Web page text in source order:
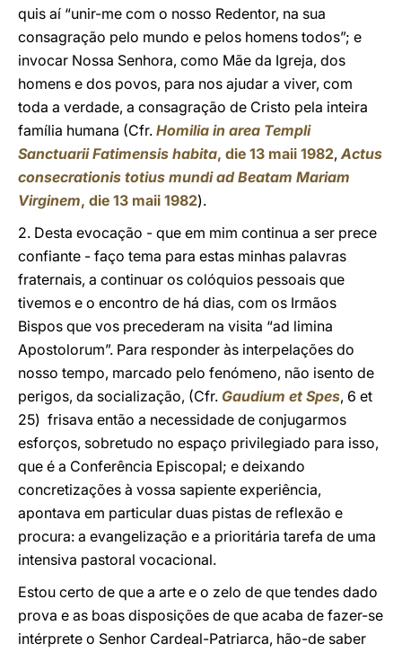
quis aí “unir-me com o nosso Redentor, na sua
consagração pelo mundo e pelos homens todos”; e
invocar Nossa Senhora, como Mãe da Igreja, dos
homens e dos povos, para nos ajudar a viver, com
toda a verdade, a consagração de Cristo pela inteira
família humana (Cfr. Homilia in area Templi
Sanctuarii Fatimensis habita, die 13 maii 1982,Actus
consecrationis totius mundi ad Beatam Mariam
Virginem, die 13 maii 1982).
2. Desta evocação - que em mim continua a ser prece
confiante - faço tema para estas minhas palavras
fraternais, a continuar os colóquios pessoais que
tivemos e o encontro de há dias, com os Irmãos
Bispos que vos precederam na visita “ad limina
Apostolorum”. Para responder às interpelações do
nosso tempo, marcado pelo fenómeno, não isento de
perigos, da socialização, (Cfr. Gaudium et Spes, 6 et
25) frisava então a necessidade de conjugarmos
esforços, sobretudo no espaço privilegiado para isso,
que é a Conferência Episcopal; e deixando
concretizações à vossa sapiente experiência,
apontava em particular duas pistas de reflexão e
procura: a evangelização e a prioritária tarefa de uma
intensiva pastoral vocacional.
Estou certo de que a arte e o zelo de que tendes dado
prova e as boas disposições de que acaba de fazer-se
intérprete o Senhor Cardeal-Patriarca, hão-de saber